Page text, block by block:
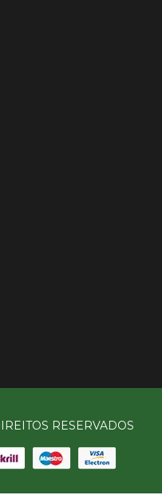
RESERVADOS